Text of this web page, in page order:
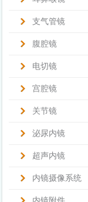
支气管镜
腹腔镜
电切镜
宫腔镜
关节镜
泌尿内镜
超声内镜
内镜摄像系统